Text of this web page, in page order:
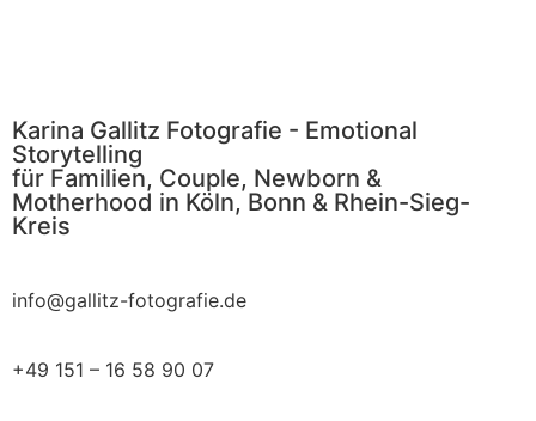
Karina Gallitz Fotografie - Emotional
Storytelling
für Familien, Couple, Newborn &
Motherhood in Köln, Bonn & Rhein-Sieg-
Kreis
info@gallitz-fotografie.de
+49 151 – 16 58 90 07